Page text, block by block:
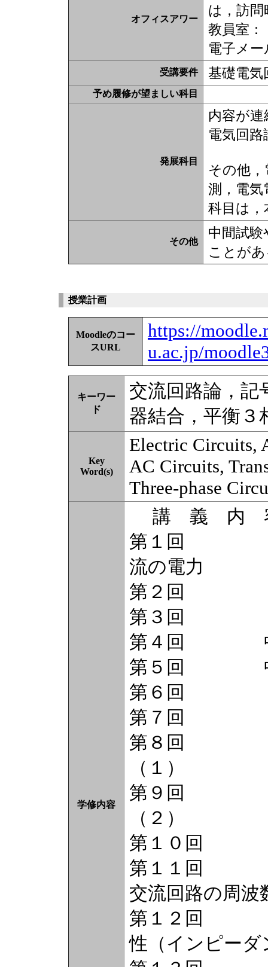
オフィスアワー
は，訪
教員室
電子メー
受講要件 基礎電
予め履修が望ましい科目
発展科目
内容が
電気回
その他
測，電
科目は
その他
中間試
ことが
授業計画
Moodleのコー
スURL
https://
u.ac.jp/
キーワー
ド
交流回路論，記
器結合，平衡３
Key
Word(s)
Electric Circuits,
AC Circuits,
Three-phase
学修内容
講 義 内
第１回 ガ
流の電力
第２回 １６
第３回 １７
第４回 中
第５回 中間
第６回 １８
第７回 １９
第８回 ２３
（１）
第９回 ２３
（２）
第１０回
第１１回 中
交流回路の周波
第１２回 ２
性（インピー